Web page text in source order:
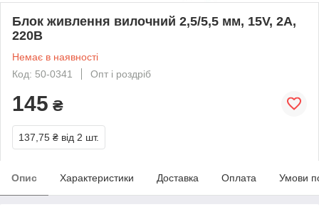
Блок живлення вилочний 2,5/5,5 мм, 15V, 2A,
220В
Немає в наявності
Код: 50-0341
Опт і роздріб
145 ₴
137,75 ₴ від 2 шт.
Опис Характеристики Доставка Оплата Умови